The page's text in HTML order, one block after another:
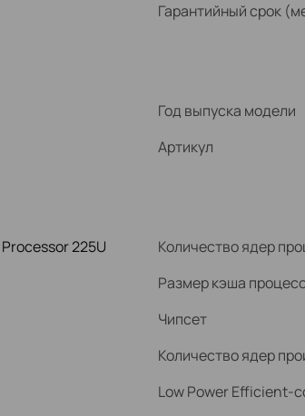
Гарантийный срок
Год выпуска модели
Артикул
225U Количество ядер
Размер кэша
Чипсет
Количество ядер
Low Power Efficient-